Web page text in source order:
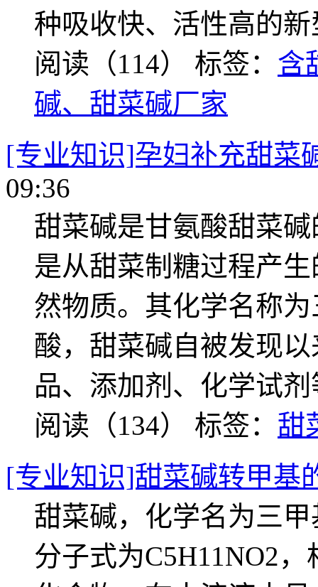
种吸收快、活性高的
阅读（114） 标签： 含
碱、甜菜碱厂家
[专业知识]孕妇补充甜菜
09:36
甜菜碱是甘氨酸甜菜
是从甜菜制糖过程产
然物质。其化学名称
酸，甜菜碱自被发现
品、添加剂、化学试
阅读（134） 标签： 甜
[专业知识]甜菜碱转甲基
甜菜碱，化学名为三
分子式为C5H11NO2